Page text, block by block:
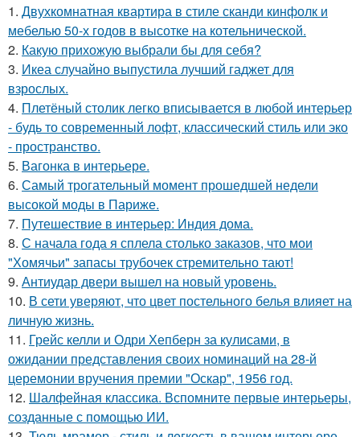
1. Двухкомнатная квартира в стиле сканди кинфолк и
мебелью 50-х годов в высотке на котельнической.
2. Какую прихожую выбрали бы для себя?
3. Икеа случайно выпустила лучший гаджет для
взрослых.
4. Плетёный столик легко вписывается в любой интерьер
- будь то современный лофт, классический стиль или эко
- пространство.
5. Вагонка в интерьере.
6. Самый трогательный момент прошедшей недели
высокой моды в Париже.
7. Путешествие в интерьер: Индия дома.
8. С начала года я сплела столько заказов, что мои
"Хомячьи" запасы трубочек стремительно тают!
9. Антиудар двери вышел на новый уровень.
10. В сети уверяют, что цвет постельного белья влияет на
личную жизнь.
11. Грейс келли и Одри Хепберн за кулисами, в
ожидании представления своих номинаций на 28-й
церемонии вручения премии "Оскар", 1956 год.
12. Шалфейная классика. Вспомните первые интерьеры,
созданные с помощью ИИ.